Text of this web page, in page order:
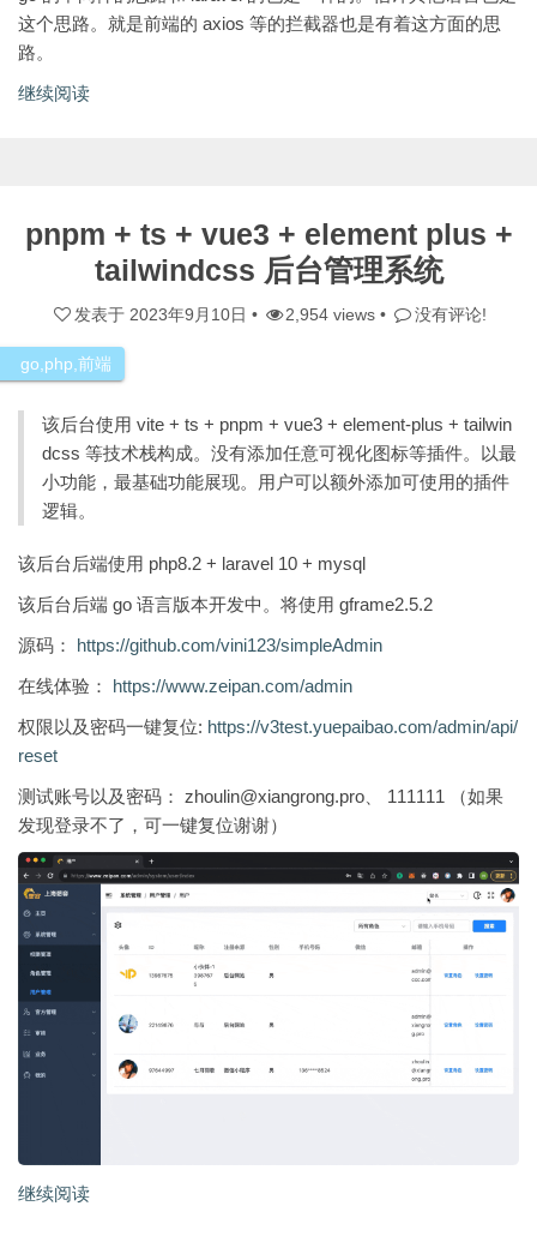
这个思路。就是前端的 axios 等的拦截器也是有着这方面的思
路。
继续阅读
pnpm + ts + vue3 + element plus +
tailwindcss 后台管理系统
发表于 2023年9月10日 • 2,954 views • 没有评论!
go,php,前端
该后台使用 vite + ts + pnpm + vue3 + element-plus + tailwin
dcss 等技术栈构成。没有添加任意可视化图标等插件。以最
小功能，最基础功能展现。用户可以额外添加可使用的插件
逻辑。
该后台后端使用 php8.2 + laravel 10 + mysql
该后台后端 go 语言版本开发中。将使用 gframe2.5.2
源码： https://github.com/vini123/simpleAdmin
在线体验： https://www.zeipan.com/admin
权限以及密码一键复位: https://v3test.yuepaibao.com/admin/api/
reset
测试账号以及密码： zhoulin@xiangrong.pro、 111111 （如果
发现登录不了，可一键复位谢谢）
继续阅读